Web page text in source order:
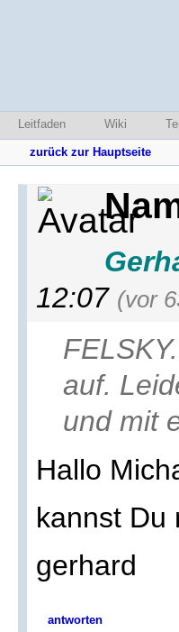
Leitfaden Wiki
zurück zur Hauptseite
12:07 (vor
auf.
und mit
Hallo
kannst Du
gerhard
antworten